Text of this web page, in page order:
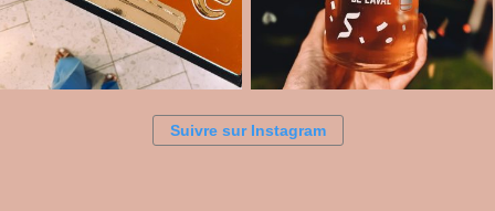
Suivre sur Instagram